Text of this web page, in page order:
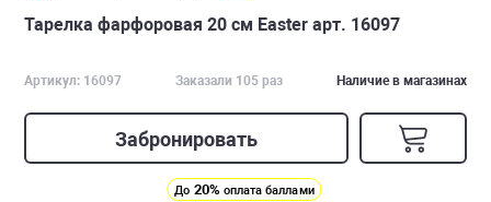
Тарелка фарфоровая 20 см Easter арт. 16097
Артикул: 16097 Заказали 105 раз Наличие в магазинах
Забронировать
До 20% оплата баллами